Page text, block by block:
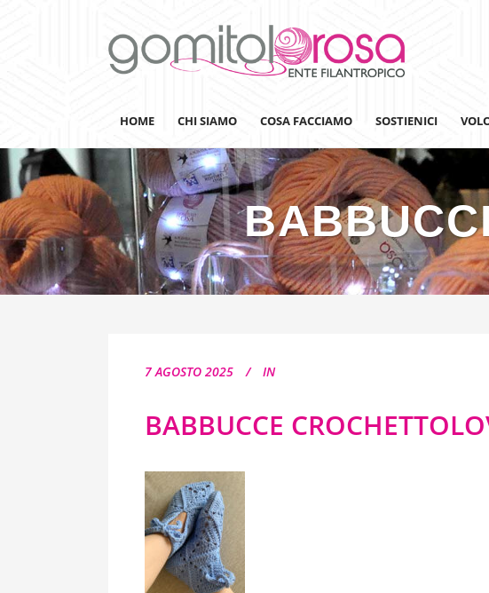
HOME CHI SIAMO COSA FACCIAMO
Lanaterapia
Ricerca
Sensibilizzazione
SOSTIENICI
Adotta un
Team Building
7 AGOSTO 2025 IN
BABBUCCE